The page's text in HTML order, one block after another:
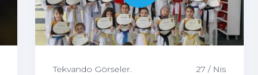
Tekvando Görseler. 27 / Nis